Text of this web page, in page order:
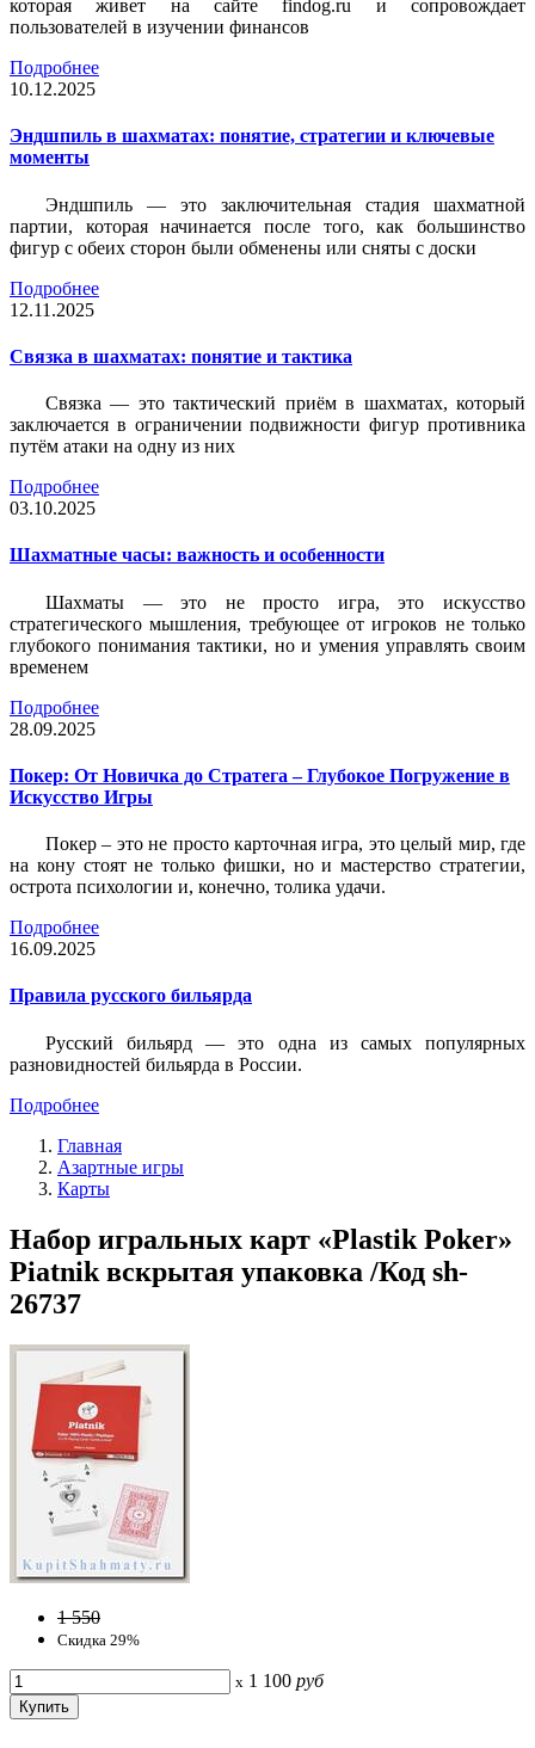
которая живет на сайте findog.ru и сопровождает
пользователей в изучении финансов
Подробнее
10.12.2025
Эндшпиль в шахматах: понятие, стратегии и ключевые
моменты
Эндшпиль — это заключительная стадия шахматной
партии, которая начинается после того, как большинство
фигур с обеих сторон были обменены или сняты с доски
Подробнее
12.11.2025
Связка в шахматах: понятие и тактика
Связка — это тактический приём в шахматах, который
заключается в ограничении подвижности фигур противника
путём атаки на одну из них
Подробнее
03.10.2025
Шахматные часы: важность и особенности
Шахматы — это не просто игра, это искусство
стратегического мышления, требующее от игроков не только
глубокого понимания тактики, но и умения управлять своим
временем
Подробнее
28.09.2025
Покер: От Новичка до Стратега – Глубокое Погружение в
Искусство Игры
Покер – это не просто карточная игра, это целый мир, где
на кону стоят не только фишки, но и мастерство стратегии,
острота психологии и, конечно, толика удачи.
Подробнее
16.09.2025
Правила русского бильярда
Русский бильярд — это одна из самых популярных
разновидностей бильярда в России.
Подробнее
Главная
Азартные игры
Карты
Набор игральных карт «Plastik Poker»
Piatnik вскрытая упаковка /Код sh-
26737
1 550
Скидка 29%
x 1 100 руб